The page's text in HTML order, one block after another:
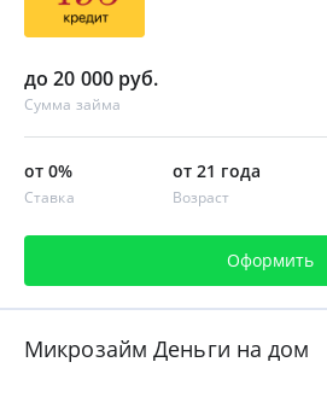
до 20 000 руб.
Сумма займа
от 0%
Ставка
от 21 года
Возраст
Оформить
Микрозайм Деньги на дом